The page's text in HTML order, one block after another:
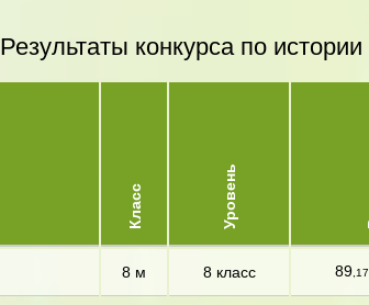
Результаты конкурса по истории
Класс Уровень
8 м 8 класс 89 ,17